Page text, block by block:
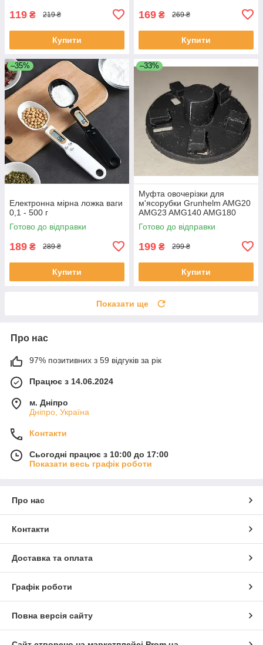
119 ₴ 219 ₴
Купити
169 ₴ 269 ₴
Купити
–35%
Електронна мірна ложка ваги
0,1 - 500 г
Готово до відправки
189 ₴ 289 ₴
Купити
–33%
Муфта овочерізки для
м'ясорубки Grunhelm AMG20
AMG23 AMG140 AMG180
Готово до відправки
199 ₴ 299 ₴
Купити
Показати ще
Про нас
97% позитивних з 59 відгуків за рік
Працює з 14.06.2024
м. Дніпро
Дніпро, Україна
Контакти
Сьогодні працює з 10:00 до 17:00
Показати весь графік роботи
Про нас
Контакти
Доставка та оплата
Графік роботи
Повна версія сайту